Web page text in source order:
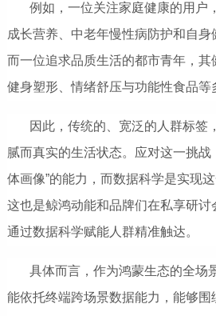
例如，一位关注家庭健康的用户
成长营养、中老年慢性病防护和自身
而一位追求品质生活的都市青年，其
健身塑形、情绪舒压与功能性食品等
因此，传统的、宽泛的人群标签
腻而真实的生活状态。应对这一挑战
体画像”的能力，而数据科学是实现
这也是鲸鸿动能和品牌们在私享研
通过数据科学赋能人群精准触达。
具体而言，作为鸿蒙生态的全场
能依托终端跨场景数据能力，能够围